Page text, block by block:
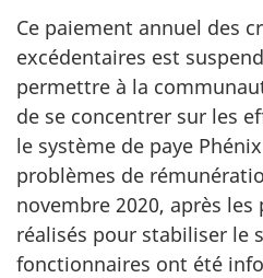
Ce paiement annuel des
excédentaires est
permettre à la
de se concentrer sur les
le système de paye
problèmes de
novembre 2020, après
réalisés pour stabiliser le
fonctionnaires ont été